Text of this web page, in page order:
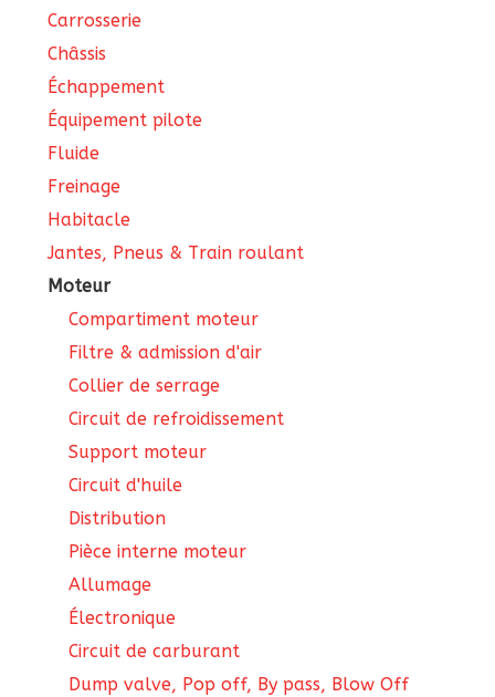
Carrosserie
Châssis
Échappement
Équipement pilote
Fluide
Freinage
Habitacle
Jantes, Pneus & Train roulant
Moteur
Compartiment moteur
Filtre & admission d'air
Collier de serrage
Circuit de refroidissement
Support moteur
Circuit d'huile
Distribution
Pièce interne moteur
Allumage
Électronique
Circuit de carburant
Dump valve, Pop off, By pass, Blow Off